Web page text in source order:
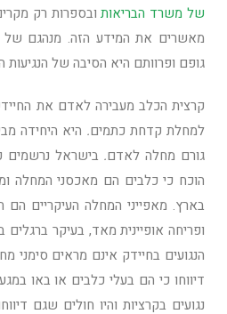
של משרד הבריאותובספרות רק
מאשרים את המידע הזה. מנהגם של
גופם ופרוותם היא הסיבה של הנגיעות
קרצית הכלב מעבירה לאדם את
למחלת קדחת כתמים. היא היחידה
גורם מחלה לאדם. בישראל נרשמים
הוכח כי כלבים הם מאכסני המחלה
בארץ. מאפייני המחלה העיקריים
ופריחה אופיינית מאד, בעיקר ברגלים
דיווחו כי הם בעלי כלבים או באו
נגועים בקרציות והיו חולים שגם